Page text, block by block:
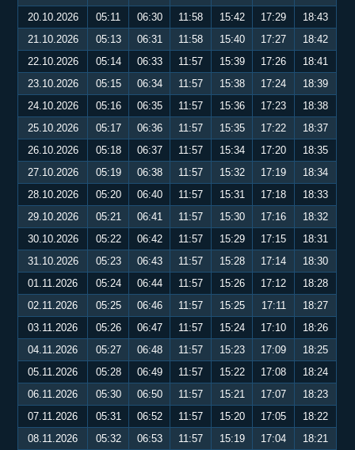
20.10.2026
05:11 06:30 11:58 15:42 17:29
18:43
21.10.2026
05:13 06:31 11:58 15:40 17:27
18:42
22.10.2026
05:14 06:33 11:57 15:39 17:26
18:41
23.10.2026
05:15 06:34 11:57 15:38 17:24
18:39
24.10.2026
05:16 06:35 11:57 15:36 17:23
18:38
25.10.2026
05:17 06:36 11:57 15:35 17:22
18:37
26.10.2026
05:18 06:37 11:57 15:34 17:20
18:35
27.10.2026
05:19 06:38 11:57 15:32 17:19
18:34
28.10.2026
05:20 06:40 11:57 15:31 17:18
18:33
29.10.2026
05:21 06:41 11:57 15:30 17:16
18:32
30.10.2026
05:22 06:42 11:57 15:29 17:15
18:31
31.10.2026
05:23 06:43 11:57 15:28 17:14
18:30
01.11.2026
05:24 06:44 11:57 15:26 17:12
18:28
02.11.2026
05:25 06:46 11:57 15:25 17:11
18:27
03.11.2026
05:26 06:47 11:57 15:24 17:10
18:26
04.11.2026
05:27 06:48 11:57 15:23 17:09
18:25
05.11.2026
05:28 06:49 11:57 15:22 17:08
18:24
06.11.2026
05:30 06:50 11:57 15:21 17:07
18:23
07.11.2026
05:31 06:52 11:57 15:20 17:05
18:22
08.11.2026
05:32 06:53 11:57 15:19 17:04
18:21